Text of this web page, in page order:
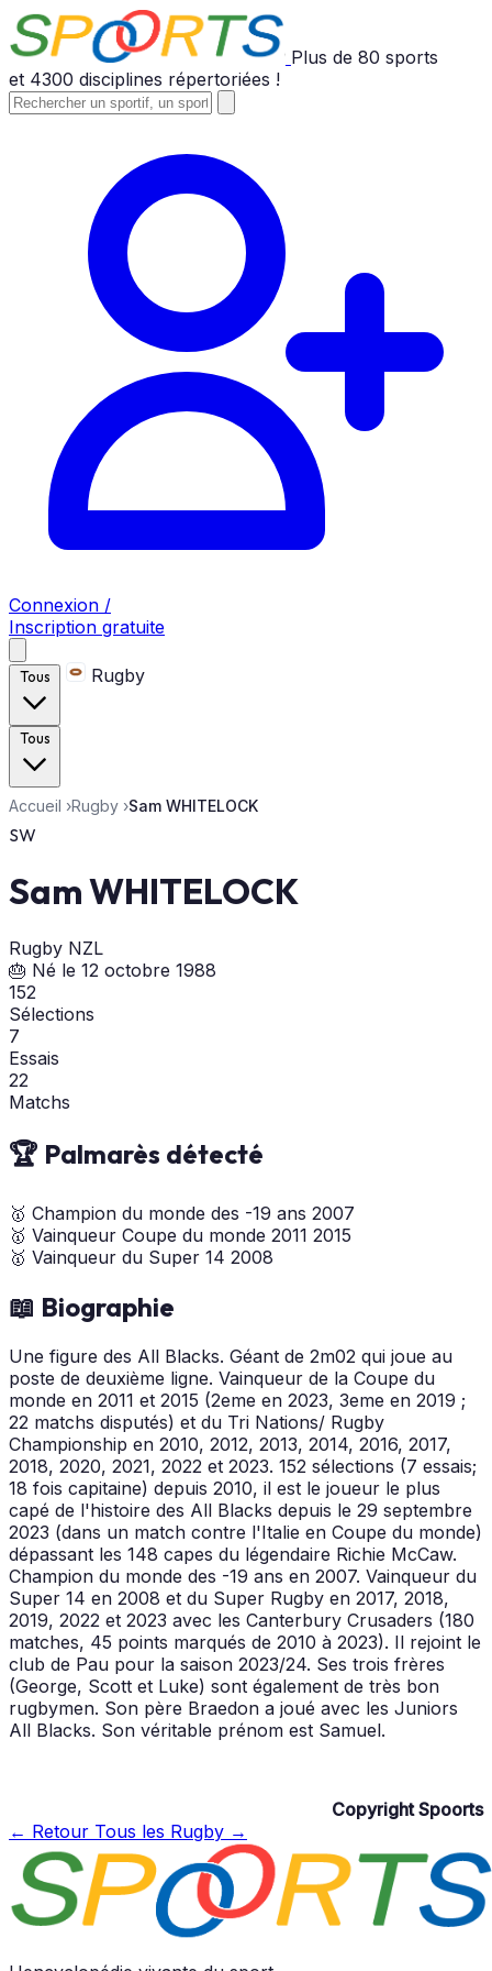
Plus de 80 sports
et 4300 disciplines répertoriées !
Connexion /
Inscription gratuite
Tous Rugby
Tous
Accueil ›Rugby ›Sam WHITELOCK
SW
Sam WHITELOCK
Rugby NZL
🎂 Né le 12 octobre 1988
152
Sélections
7
Essais
22
Matchs
🏆 Palmarès détecté
🥇 Champion du monde des -19 ans 2007
🥇 Vainqueur Coupe du monde 2011 2015
🥇 Vainqueur du Super 14 2008
📖 Biographie
Une figure des All Blacks. Géant de 2m02 qui joue au
poste de deuxième ligne. Vainqueur de la Coupe du
monde en 2011 et 2015 (2eme en 2023, 3eme en 2019 ;
22 matchs disputés) et du Tri Nations/ Rugby
Championship en 2010, 2012, 2013, 2014, 2016, 2017,
2018, 2020, 2021, 2022 et 2023. 152 sélections (7 essais;
18 fois capitaine) depuis 2010, il est le joueur le plus
capé de l'histoire des All Blacks depuis le 29 septembre
2023 (dans un match contre l'Italie en Coupe du monde)
dépassant les 148 capes du légendaire Richie McCaw.
Champion du monde des -19 ans en 2007. Vainqueur du
Super 14 en 2008 et du Super Rugby en 2017, 2018,
2019, 2022 et 2023 avec les Canterbury Crusaders (180
matches, 45 points marqués de 2010 à 2023). Il rejoint le
club de Pau pour la saison 2023/24. Ses trois frères
(George, Scott et Luke) sont également de très bon
rugbymen. Son père Braedon a joué avec les Juniors
All Blacks. Son véritable prénom est Samuel.
Copyright Spoorts
← Retour Tous les Rugby →